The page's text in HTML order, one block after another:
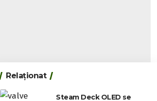
Relaționat
Steam Deck OLED se